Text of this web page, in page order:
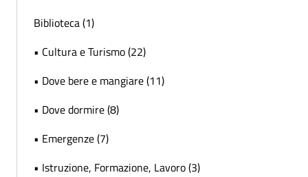
Biblioteca (1)
• Cultura e Turismo (22)
• Dove bere e mangiare (11)
• Dove dormire (8)
• Emergenze (7)
• Istruzione, Formazione, Lavoro (3)